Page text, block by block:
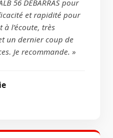
56 DEBARRAS pour
et rapidité pour
l’écoute, très
un dernier coup de
Je recommande. »